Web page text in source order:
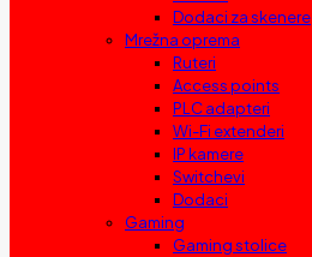
Dodaci za skenere
Mrežna oprema
Ruteri
Access points
PLC adapteri
Wi-Fi extenderi
IP kamere
Switchevi
Dodaci
Gaming
Gaming stolice